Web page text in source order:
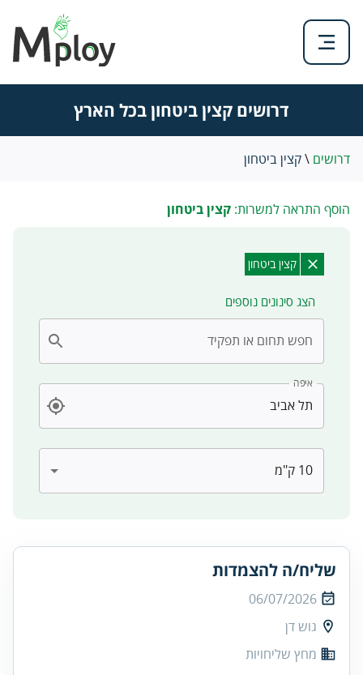
דרושים קצין ביטחון בכל הארץ
דרושים \קצין ביטחון
הוסף התראה למשרות: קצין ביטחון
קצין ביטחון
הצג סינונים נוספים
חפש תחום או תפקיד
איפה
שליח/ה להצמדות
06/07/2026
גוש דן
מחץ שליחויות